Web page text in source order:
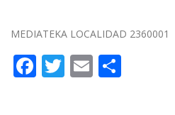
MEDIATEKA LOCALIDAD 2360001
Facebook
Twitter
Email